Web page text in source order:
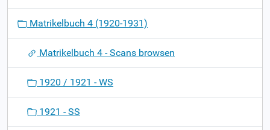
o
Matrikelbuch 4 (1920-1931)
Matrikelbuch 4 - Scans browsen
1920 / 1921 - WS
1921 - SS